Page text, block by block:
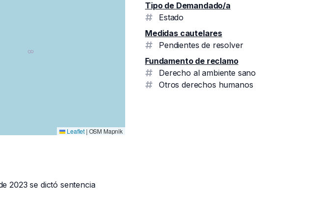
Leaflet | OSM Mapnik
2023 se dictó sentencia
Tipo de Demandado/a
Estado
Medidas cautelares
Pendientes de resolver
Fundamento de reclamo
Derecho al ambiente sano
Otros derechos humanos